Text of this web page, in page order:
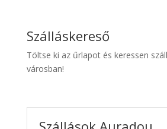
Szálláskereső
Töltse ki az űrlapot és keressen
városban!